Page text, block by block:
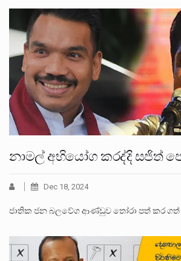
නාමල් අභියෝග කරද්දි සජිත්
Dec 18, 2024
ජාතික ජන බලවේග ආණ්ඩුව තෝරා පත් කර ගත්